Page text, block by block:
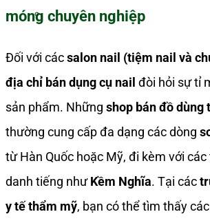
móng chuyên nghiệp
Đối với cácsalon nail (tiệm nail và
địa chỉ bán dụng cụ nail đòi hỏi sự tỉ
sản phẩm. Những shop bán đồ dùng
thường cung cấp đa dạng các dòng
từ Hàn Quốc hoặc Mỹ, đi kèm với
danh tiếng nhưKềm Nghĩa. Tại các
y tế thẩm mỹ, bạn có thể tìm thấy